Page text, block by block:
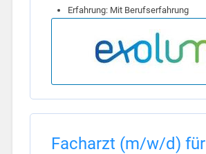
Erfahrung: Mit Berufserfahrung
Facharzt (m/w/d) für